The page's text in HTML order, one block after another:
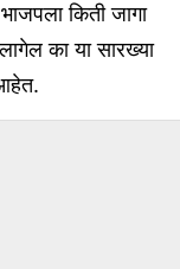
किती जागा
का या सारख्या